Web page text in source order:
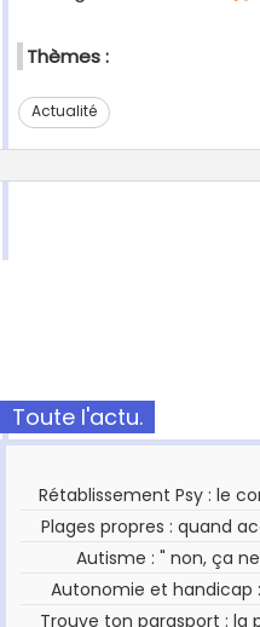
Thèmes :
Actualité
Toute l'actu.
Rétablissement Psy : le
Plages propres : quand
Autisme : " non, ça
Autonomie et handicap
Trouve ton parasport :